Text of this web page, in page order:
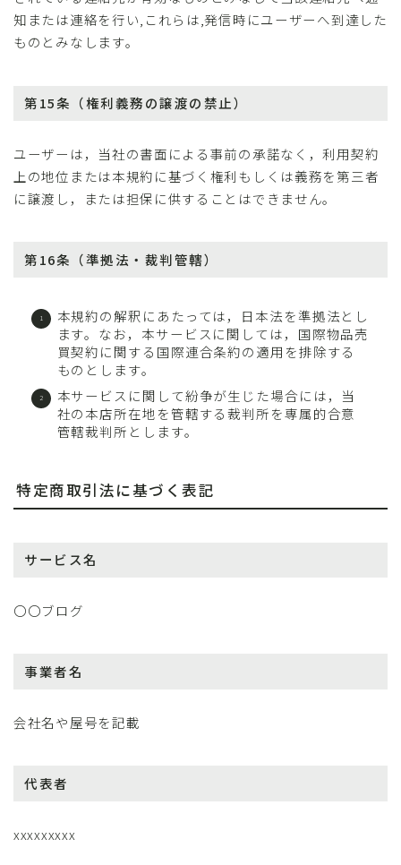
知または連絡を行い,これらは,発信時にユーザーへ到達した
ものとみなします。
第15条（権利義務の譲渡の禁止）
ユーザーは，当社の書面による事前の承諾なく，利用契約
上の地位または本規約に基づく権利もしくは義務を第三者
に譲渡し，または担保に供することはできません。
第16条（準拠法・裁判管轄）
本規約の解釈にあたっては，日本法を準拠法とし
ます。なお，本サービスに関しては，国際物品売
買契約に関する国際連合条約の適用を排除する
ものとします。
本サービスに関して紛争が生じた場合には，当
社の本店所在地を管轄する裁判所を専属的合意
管轄裁判所とします。
特定商取引法に基づく表記
サービス名
〇〇ブログ
事業者名
会社名や屋号を記載
代表者
xxxxxxxxx